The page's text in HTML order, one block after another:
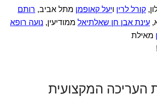
קורל לרין ויעל קאופמן מתל אביב, רותם
עינת אבן חן שאלתיאל ממודיעין, נועה רופא
מאילת
העריכה המקצועית